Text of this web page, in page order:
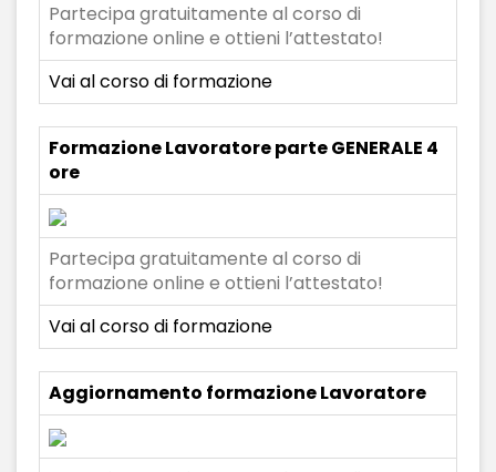
Partecipa gratuitamente al corso di
formazione online e ottieni l’attestato!
Vai al corso di formazione
Formazione Lavoratore parte GENERALE 4
ore
Partecipa gratuitamente al corso di
formazione online e ottieni l’attestato!
Vai al corso di formazione
Aggiornamento formazione Lavoratore